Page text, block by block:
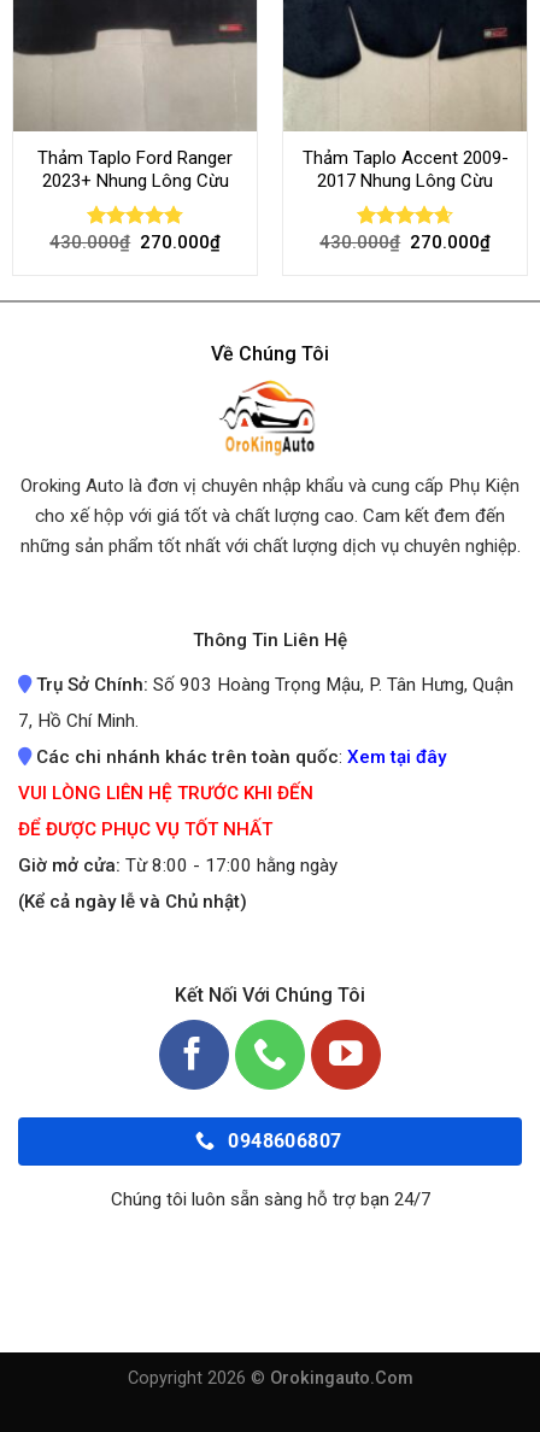
Thảm Taplo Ford Ranger
2023+ Nhung Lông Cừu
Rated 4.80
430.000₫ 270.000₫
Thảm Taplo Accent 2009-
2017 Nhung Lông Cừu
Rated 4.64
430.000₫ 270.000₫
Về Chúng Tôi
Oroking Auto là đơn vị chuyên nhập khẩu và cung cấp Phụ Kiện
cho xế hộp với giá tốt và chất lượng cao. Cam kết đem đến
những sản phẩm tốt nhất với chất lượng dịch vụ chuyên nghiệp.
Thông Tin Liên Hệ
Trụ Sở Chính: Số 903 Hoàng Trọng Mậu, P. Tân Hưng, Quận
7, Hồ Chí Minh.
Các chi nhánh khác trên toàn quốc: Xem tại đây
VUI LÒNG LIÊN HỆ TRƯỚC KHI ĐẾN
ĐỂ ĐƯỢC PHỤC VỤ TỐT NHẤT
Giờ mở cửa: Từ 8:00 - 17:00 hằng ngày
(Kể cả ngày lễ và Chủ nhật)
Kết Nối Với Chúng Tôi
0948606807
Chúng tôi luôn sẵn sàng hỗ trợ bạn 24/7
Copyright 2026 © Orokingauto.Com